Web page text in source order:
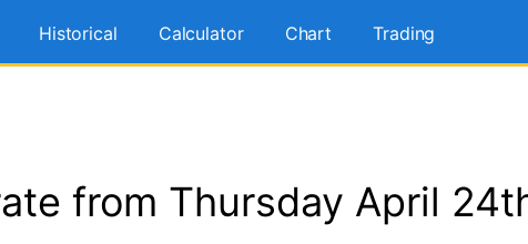
Historical Calculator Chart Trading
from Thursday April